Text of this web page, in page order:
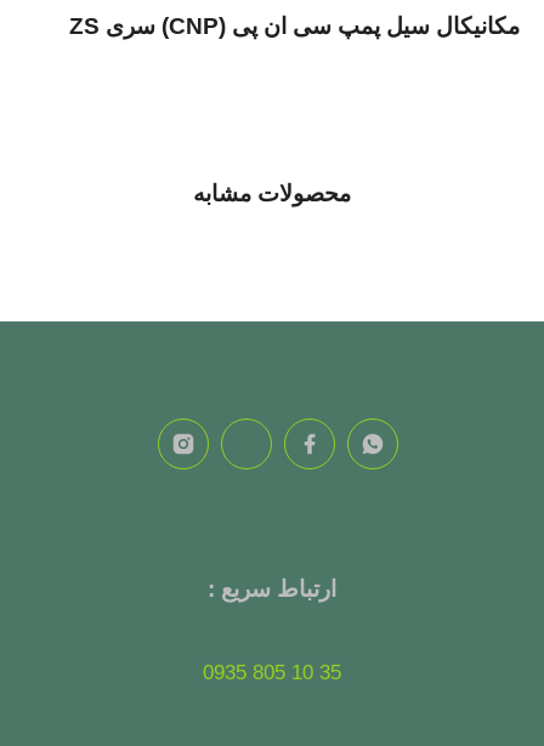
مکانیکال سیل پمپ سی ان پی (CNP) سری ZS
محصولات مشابه
ارتباط سریع :
35 10 805 0935